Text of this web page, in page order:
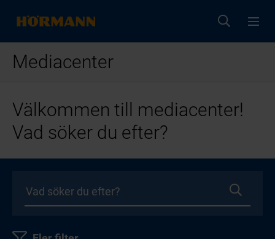
Mediacenter
Välkommen till mediacenter!
Vad söker du efter?